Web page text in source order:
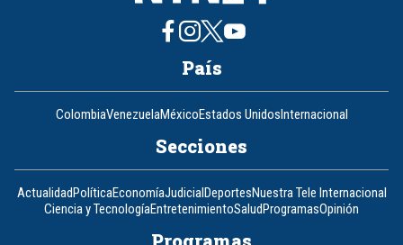
País
ColombiaVenezuelaMéxicoEstados UnidosInternacional
Secciones
ActualidadPolíticaEconomíaJudicialDeportesNuestra Tele Internacional
Ciencia y TecnologíaEntretenimientoSaludProgramasOpinión